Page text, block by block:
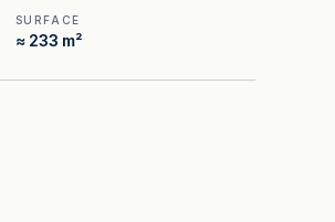
SURFACE
≈ 233 m²